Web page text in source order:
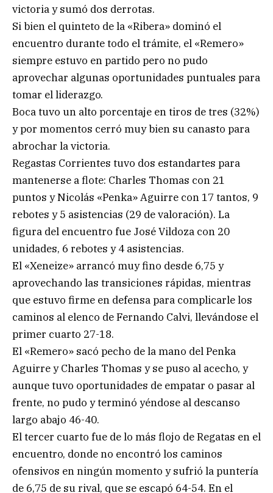
victoria y sumó dos derrotas.
Si bien el quinteto de la «Ribera» dominó el
encuentro durante todo el trámite, el «Remero»
siempre estuvo en partido pero no pudo
aprovechar algunas oportunidades puntuales para
tomar el liderazgo.
Boca tuvo un alto porcentaje en tiros de tres (32%)
y por momentos cerró muy bien su canasto para
abrochar la victoria.
Regastas Corrientes tuvo dos estandartes para
mantenerse a flote: Charles Thomas con 21
puntos y Nicolás «Penka» Aguirre con 17 tantos, 9
rebotes y 5 asistencias (29 de valoración). La
figura del encuentro fue José Vildoza con 20
unidades, 6 rebotes y 4 asistencias.
El «Xeneize» arrancó muy fino desde 6,75 y
aprovechando las transiciones rápidas, mientras
que estuvo firme en defensa para complicarle los
caminos al elenco de Fernando Calvi, llevándose el
primer cuarto 27-18.
El «Remero» sacó pecho de la mano del Penka
Aguirre y Charles Thomas y se puso al acecho, y
aunque tuvo oportunidades de empatar o pasar al
frente, no pudo y terminó yéndose al descanso
largo abajo 46-40.
El tercer cuarto fue de lo más flojo de Regatas en el
encuentro, donde no encontró los caminos
ofensivos en ningún momento y sufrió la puntería
de 6,75 de su rival, que se escapó 64-54. En el